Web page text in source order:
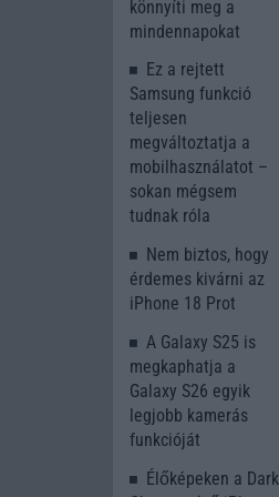
könnyíti meg a
mindennapokat
Ez a rejtett
Samsung funkció
teljesen
megváltoztatja a
mobilhasználatot –
sokan mégsem
tudnak róla
Nem biztos, hogy
érdemes kivárni az
iPhone 18 Prot
A Galaxy S25 is
megkaphatja a
Galaxy S26 egyik
legjobb kamerás
funkcióját
Élőképeken a Dark